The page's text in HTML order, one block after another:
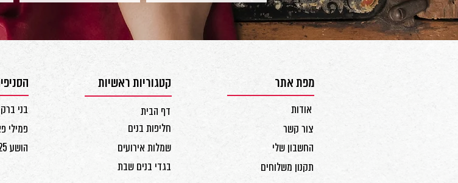
בני ברק
פמילי
הושע 25
קטגוריות ראשיות
חליפות בנים
שמלות אירועים
בגדי בנים שבת
דף הבית
מפת אתר
אודות
צור קשר
החשבון שלי
תקנון משלוחים